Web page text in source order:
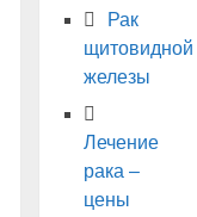
Рак
щитовидной
железы
Лечение
рака –
цены